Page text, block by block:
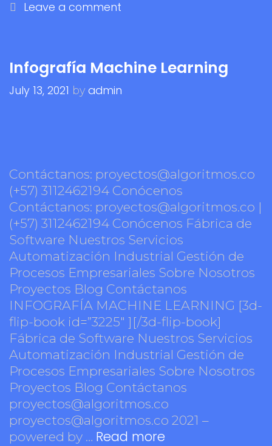
Leave a comment
Infografía Machine Learning
July 13, 2021 by admin
Contáctanos: proyectos@algoritmos.co
(+57) 3112462194 Conócenos
Contáctanos: proyectos@algoritmos.co |
(+57) 3112462194 Conócenos Fábrica de
Software Nuestros Servicios
Automatización Industrial Gestión de
Procesos Empresariales Sobre Nosotros
Proyectos Blog Contáctanos
INFOGRAFÍA MACHINE LEARNING [3d-
flip-book id=”3225″ ][/3d-flip-book]
Fábrica de Software Nuestros Servicios
Automatización Industrial Gestión de
Procesos Empresariales Sobre Nosotros
Proyectos Blog Contáctanos
proyectos@algoritmos.co
proyectos@algoritmos.co 2021 –
powered by … Read more